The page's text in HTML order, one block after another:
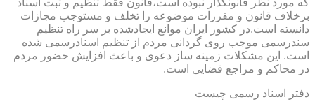
که مورد نظر قانونگذار نبوده است،قانون فقط تنظیم و ثبت اسناد
برخلاف قانون و مقررات موضوعه را تخلف و مستوجب مجازات
دانسته است.در کشور ایران موانع ایجادشده بر سر راه تنظیم
سندرسمی موجب روی گردانی مردم از تنظیم اسنادرسمی شده
است. این مشکلات زمینه ساز دعوی و باعث افزایش حضور مردم
در محاکم و مراجع قضایی است.
دفتر اسناد رسمی چیست